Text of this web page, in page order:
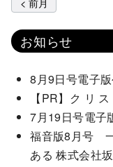
お知らせ
8月9日号電子
【PR】ク リ
7月19日号電子
福音版8月号
ある 株式会社